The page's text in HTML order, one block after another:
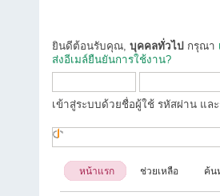
ยินดีต้อนรับคุณ, บุคคลทั่วไป กรุณา
ส่งอีเมล์ยืนยันการใช้งาน?
เข้าสู่ระบบด้วยชื่อผู้ใช้ รหัสผ่าน แล
หน้าแรก ช่วยเหลือ ค้น